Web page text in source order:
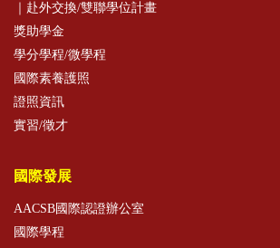
｜赴外交換/雙聯學位計畫
獎助學金
學分學程/微學程
國際素養護照
證照資訊
實習/徵才
國際發展
AACSB國際認證辦公室
國際學程